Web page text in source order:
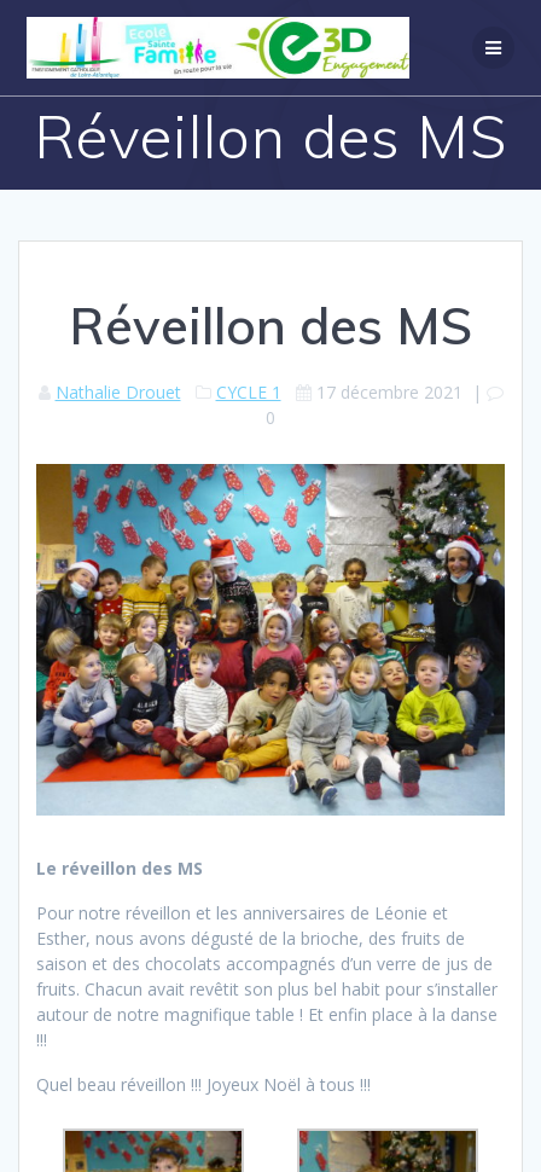
Réveillon des MS
Réveillon des MS
Nathalie Drouet CYCLE 1 17 décembre 2021
|
0
Le réveillon des MS
Pour notre réveillon et les anniversaires de Léonie et
Esther, nous avons dégusté de la brioche, des fruits de
saison et des chocolats accompagnés d’un verre de jus de
fruits. Chacun avait revêtit son plus bel habit pour s’installer
autour de notre magnifique table ! Et enfin place à la danse
!!!
Quel beau réveillon !!! Joyeux Noël à tous !!!